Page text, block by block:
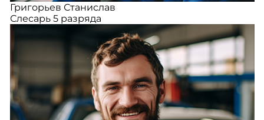
Григорьев Станислав
Слесарь 5 разряда